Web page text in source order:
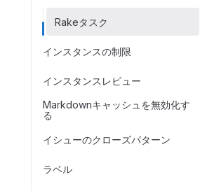
Rakeタスク
インスタンスの制限
インスタンスレビュー
Markdownキャッシュを無効化す
る
イシューのクローズパターン
ラベル